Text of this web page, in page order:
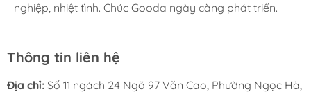
nghiệp, nhiệt tình. Chúc Gooda ngày càng phát triển.
nghiệp, nhiệt tình. Chúc Gooda ngày càng phát triển.
nghiệp, nhiệt tình. Chúc Gooda ngày càng phát triển.
Thông tin liên hệ
Địa chỉ: Số 11 ngách 24 Ngõ 97 Văn Cao, Phường Ngọc Hà,